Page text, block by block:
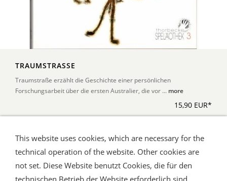
TRAUMSTRASSE
Traumstraße erzählt die Geschichte einer persönlichen
Forschungsarbeit über die ersten Australier, die vor ... more
15,90 EUR*
*Alle Preise inkl. Umsatzsteuer, zuzüglich Versand
This website uses cookies, which are necessary for the
technical operation of the website. Other cookies are
not set. Diese Website benutzt Cookies, die für den
technischen Betrieb der Website erforderlich sind.